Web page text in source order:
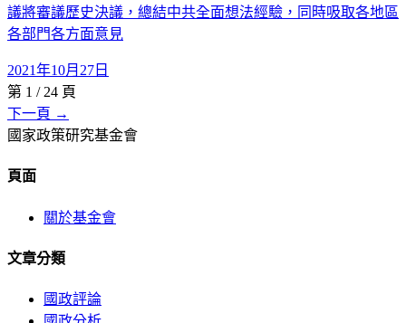
議將審議歷史決議，總結中共全面想法經驗，同時吸取各地區
各部門各方面意見
2021年10月27日
第 1 / 24 頁
下一頁 →
國家政策研究基金會
頁面
關於基金會
文章分類
國政評論